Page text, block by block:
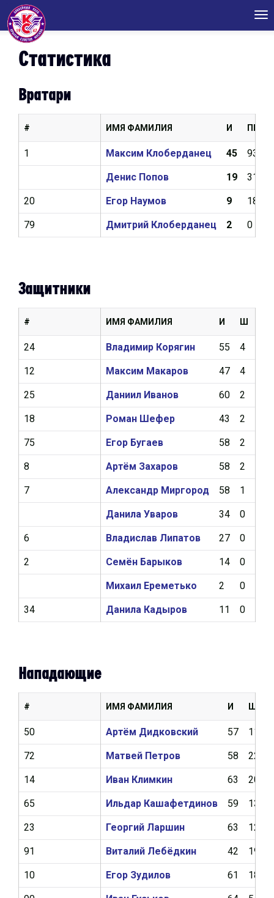
Статистика
Вратари
ИМЯ ФАМИЛИЯ И ПШ
Максим Клоберданец 45 93
Денис Попов 19 31
Егор Наумов 9 18
Дмитрий Клоберданец 2 0
#
1
20
79
Защитники
ИМЯ ФАМИЛИЯ И Ш
Владимир Корягин 55 4
Максим Макаров 47 4
Даниил Иванов 60 2
Роман Шефер 43 2
Егор Бугаев 58 2
Артём Захаров 58 2
Александр Миргород 58 1
Данила Уваров 34 0
Владислав Липатов 27 0
Семён Барыков 14 0
Михаил Ереметько 2 0
Данила Кадыров 11 0
#
24
12
25
18
75
8
7
6
2
34
Нападающие
ИМЯ ФАМИЛИЯ И Ш
Артём Дидковский 57 11
Матвей Петров 58 22
Иван Климкин 63 20
Ильдар Кашафетдинов 59 13
Георгий Ларшин 63 12
Виталий Лебёдкин 42 19
Егор Зудилов 61 18
#
50
72
14
65
23
91
10